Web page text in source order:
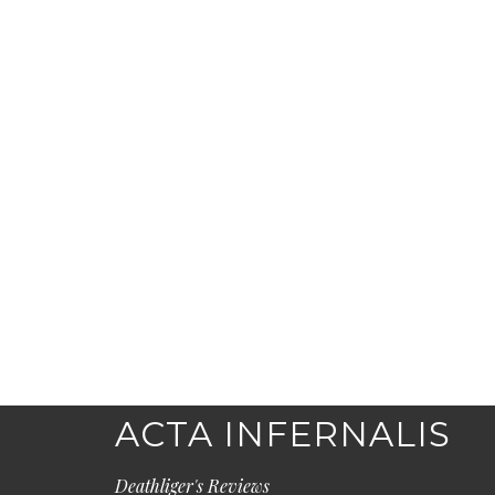
ACTA INFERNALIS
Deathliger's Reviews